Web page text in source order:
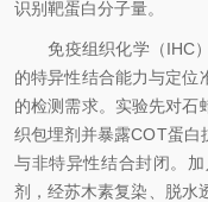
识别靶蛋白分子量。
免疫组织化学（IHC）
的特异性结合能力与定位
的检测需求。实验先对石
织包埋剂并暴露COT蛋白
与非特异性结合封闭。
剂，经苏木素复染、脱水